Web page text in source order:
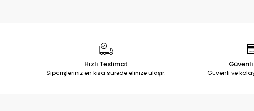
Hızlı Teslimat
Siparişleriniz en kısa sürede elinize ulaşır.
Güvenli
Güvenli ve